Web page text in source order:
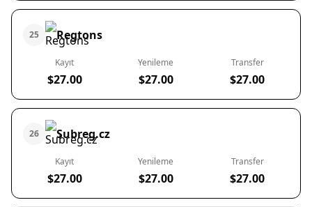
25 Regtons
Kayıt
$27.00
Yenileme
$27.00
Transfer
$27.00
26 Subreg.cz
Kayıt
$27.00
Yenileme
$27.00
Transfer
$27.00